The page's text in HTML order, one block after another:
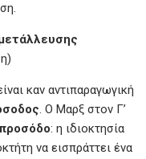
καν αντιπαραγωγική
. Ο Μαρξ στον Γ’
: η ιδιοκτησία
να εισπράττει ένα